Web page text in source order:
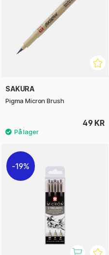
SAKURA
Pigma Micron Brush
49 KR
19%